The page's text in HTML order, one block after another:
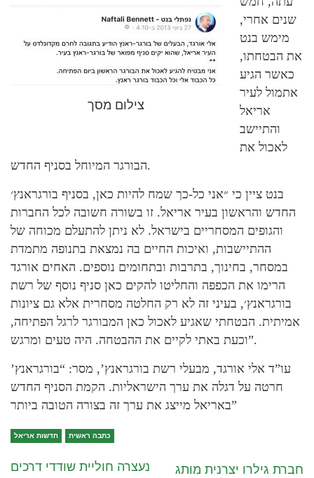
צילום מסך
שנים אחרי,
מימש בנט
את הבטחתו,
כאשר הגיע
אתמול לעיר
אריאל
והתיישב
לאכול את
הבורגר המיוחל בסניף החדש.
בנט ציין כי ״אני כל-כך שמח להיות כאן, בסניף בורגראנץ׳
החדש והראשון בעיר אריאל. זו בשורה חשובה לכל החברות
והגופים המסחריים בישראל. לא ניתן להתעלם מכוחה של
ההתיישבות, ואיכות החיים בה נמצאת בתנופה מתמדת
במסחר, בחינוך, בתרבות ובתחומים נוספים. האחים אורגד
הרימו את הכפפה והחליטו להקים כאן סניף נוסף של רשת
בורגראנץ׳, בעיני זה לא רק החלטה מסחרית אלא גם ציונות
אמיתית. הבטחתי שאגיע לאכול כאן המבורגר לרגל הפתיחה,
וכעת באתי לקיים את ההבטחה. היה טעים ומרגש”.
עו”ד אלי אורגד, מבעלי רשת בורגראנץ’, מסר: “בורגראנץ’
חרטה על דגלה את ערך הישראליות. הקמת הסניף החדש
באריאל מייצג את ערך זה בצורה הטובה ביותר”
חדשות אריאל כתבה ראשית
נעצרה חוליית שודדי דרכים
חברת גילרו יצרנית מותג